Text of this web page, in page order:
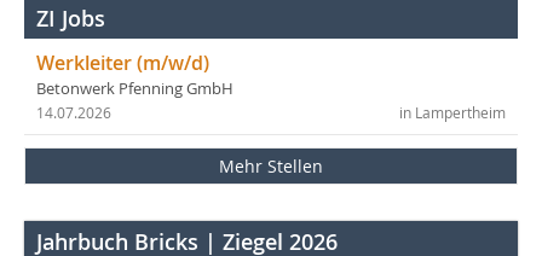
ZI Jobs
Werkleiter (m/w/d)
Betonwerk Pfenning GmbH
in Lampertheim
14.07.2026
Mehr Stellen
Jahrbuch Bricks | Ziegel 2026